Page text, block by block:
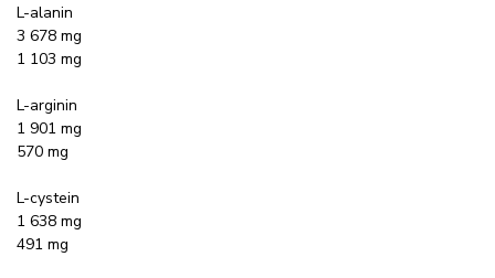
L-alanin
3 678 mg
1 103 mg
L-arginin
1 901 mg
570 mg
L-cystein
1 638 mg
491 mg